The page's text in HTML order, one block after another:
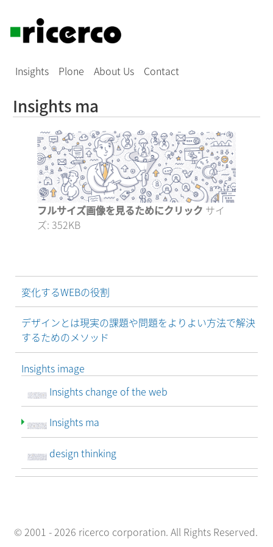
Insights Plone About Us Contact
Insights ma
フルサイズ画像を見るためにクリック サイ
ズ: 352KB
変化するWEBの役割
デザインとは現実の課題や問題をよりよい方法で解決
するためのメソッド
Insights image
Insights change of the web
Insights ma
design thinking
© 2001 - 2026 ricerco corporation. All Rights Reserved.